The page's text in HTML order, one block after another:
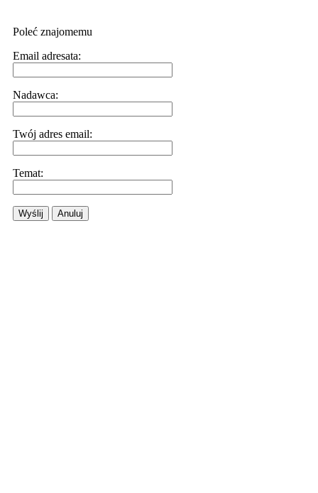
Poleć znajomemu
Email adresata:
Nadawca:
Twój adres email:
Temat:
Wyślij Anuluj